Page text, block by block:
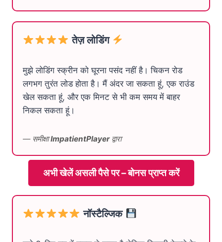
तेज़ लोडिंग
मुझे लोडिंग स्क्रीन को घूरना पसंद नहीं है। चिकन रोड
लगभग तुरंत लोड होता है। मैं अंदर जा सकता हूं, एक राउंड
खेल सकता हूं, और एक मिनट से भी कम समय में बाहर
निकल सकता हूं।
— समीक्षाImpatientPlayerद्वारा
अभी खेलें असली पैसे पर – बोनस प्राप्त करें
नॉस्टैल्जिक